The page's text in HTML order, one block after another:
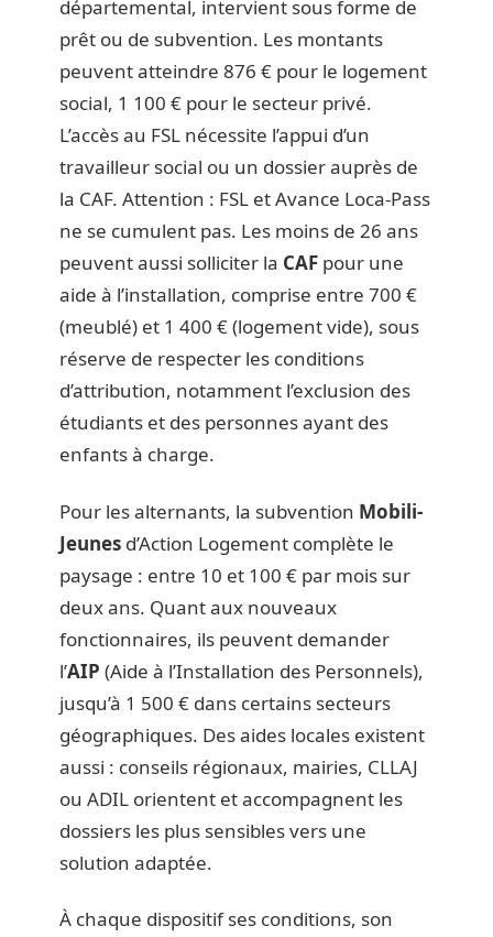
départemental, intervient sous forme de
prêt ou de subvention. Les montants
peuvent atteindre 876 € pour le logement
social, 1 100 € pour le secteur privé.
L’accès au FSL nécessite l’appui d’un
travailleur social ou un dossier auprès de
la CAF. Attention : FSL et Avance Loca-Pass
ne se cumulent pas. Les moins de 26 ans
peuvent aussi solliciter la CAF pour une
aide à l’installation, comprise entre 700 €
(meublé) et 1 400 € (logement vide), sous
réserve de respecter les conditions
d’attribution, notamment l’exclusion des
étudiants et des personnes ayant des
enfants à charge.
Pour les alternants, la subvention Mobili-
Jeunes d’Action Logement complète le
paysage : entre 10 et 100 € par mois sur
deux ans. Quant aux nouveaux
fonctionnaires, ils peuvent demander
l’AIP (Aide à l’Installation des Personnels),
jusqu’à 1 500 € dans certains secteurs
géographiques. Des aides locales existent
aussi : conseils régionaux, mairies, CLLAJ
ou ADIL orientent et accompagnent les
dossiers les plus sensibles vers une
solution adaptée.
À chaque dispositif ses conditions, son